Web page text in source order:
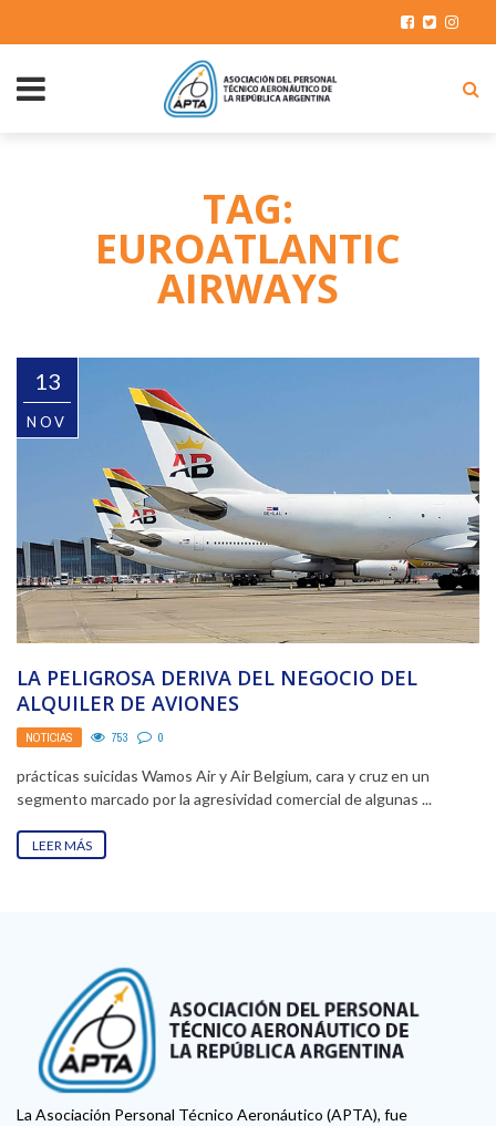
TAG:
EUROATLANTIC
AIRWAYS
13
NOV
LA PELIGROSA DERIVA DEL NEGOCIO DEL
ALQUILER DE AVIONES
NOTICIAS 753 0
prácticas suicidas Wamos Air y Air Belgium, cara y cruz en un
segmento marcado por la agresividad comercial de algunas ...
LEER MÁS
La Asociación Personal Técnico Aeronáutico (APTA), fue